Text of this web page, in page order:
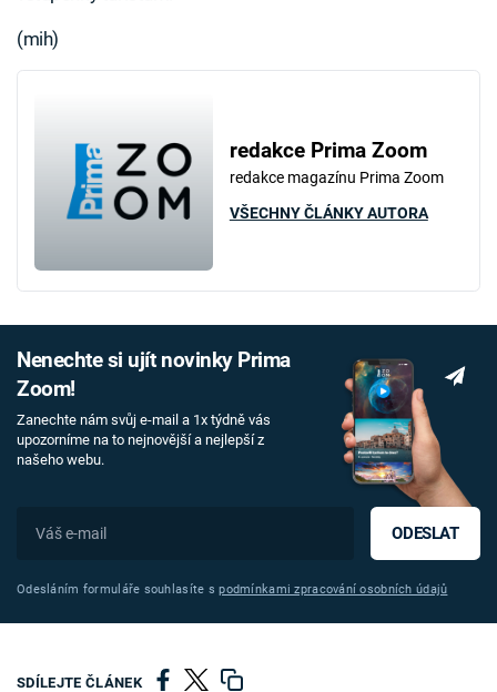
(mih)
redakce Prima Zoom
redakce magazínu Prima Zoom
VŠECHNY ČLÁNKY AUTORA
Nenechte si ujít novinky Prima
Zoom!
Zanechte nám svůj e-mail a 1x týdně vás
upozorníme na to nejnovější a nejlepší z
našeho webu.
ODESLAT
Odesláním formuláře souhlasíte spodmínkami zpracování osobních údajů
SDÍLEJTE ČLÁNEK